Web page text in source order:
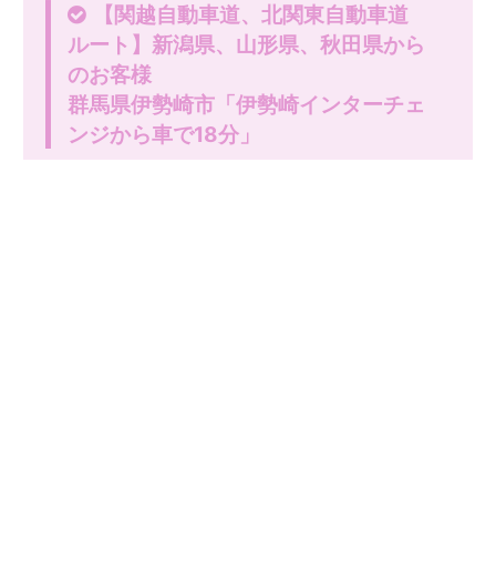
【関越自動車道、北関東自動車道
ルート】新潟県、山形県、秋田県から
のお客様
群馬県伊勢崎市「伊勢崎インターチェ
ンジから車で18分」